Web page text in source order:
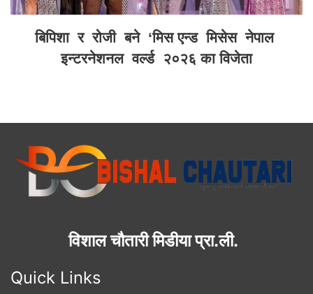
बिपिशा र रोजी बने ‘मिस एन्ड मिसेस नेपाल
इन्टरनेशनल वर्ल्ड २०२६ का विजेता
विशाल चौतारी मिडीया प्रा.ली.
Quick Links